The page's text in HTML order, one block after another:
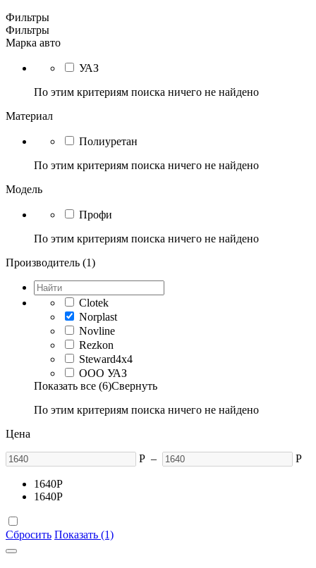
Фильтры
Фильтры
Марка авто
УАЗ
По этим критериям поиска ничего не найдено
Материал
Полиуретан
По этим критериям поиска ничего не найдено
Модель
Профи
По этим критериям поиска ничего не найдено
Производитель (1)
Clotek
Norplast
Novline
Rezkon
Steward4x4
ООО УАЗ
Показать все (6)Свернуть
По этим критериям поиска ничего не найдено
Цена
Р – Р
1640Р
1640Р
Сбросить Показать (1)